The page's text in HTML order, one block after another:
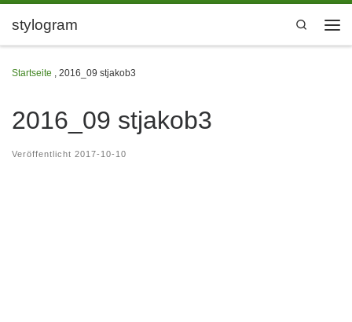
Zum Inhalt springen
stylogram
Search
Startseite , 2016_09 stjakob3
2016_09 stjakob3
Veröffentlicht 2017-10-10